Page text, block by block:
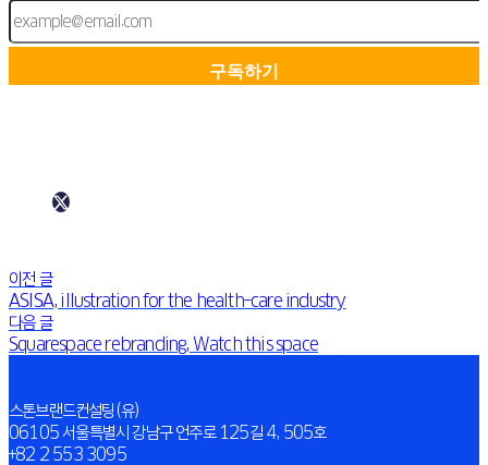
이전 글
ASISA, illustration for the health-care industry
다음 글
Squarespace rebranding, Watch this space
스톤브랜드컨설팅(유)
06105 서울특별시 강남구 언주로 125길 4, 505호
+82 2 553 3095